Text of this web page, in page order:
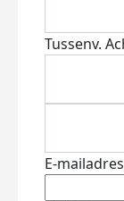
Tussenv.
E-